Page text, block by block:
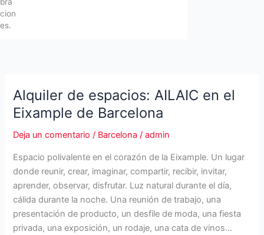
cion
es.
Alquiler de espacios: AILAIC en el
Eixample de Barcelona
Deja un comentario / Barcelona /admin
Espacio polivalente en el corazón de la Eixample. Un lugar
donde reunir, crear, imaginar, compartir, recibir, invitar,
aprender, observar, disfrutar. Luz natural durante el día,
cálida durante la noche. Una reunión de trabajo, una
presentación de producto, un desfile de moda, una fiesta
privada, una exposición, un rodaje, una cata de vinos…